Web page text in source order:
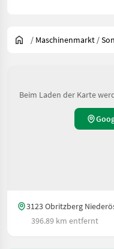
/ Maschinenmarkt /
Beim Laden der Karte
3123 Obritzberg
396.89 km entfernt